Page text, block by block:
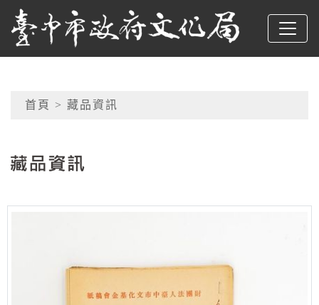
跳到主要內容
臺中市政府文化局
網頁導覽
首頁 > 藏品資訊